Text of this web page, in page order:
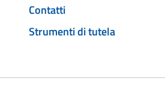
Contatti
Strumenti di tutela